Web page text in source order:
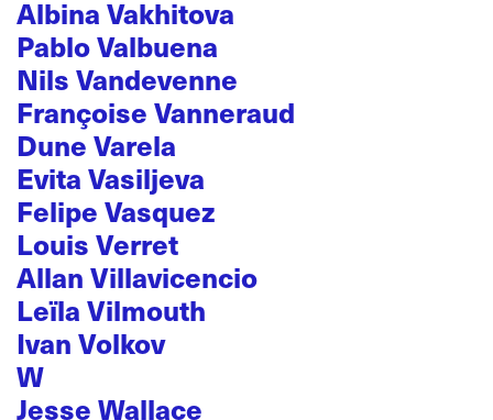
Albina Vakhitova
Pablo Valbuena
Nils Vandevenne
Françoise Vanneraud
Dune Varela
Evita Vasiljeva
Felipe Vasquez
Louis Verret
Allan Villavicencio
Leïla Vilmouth
Ivan Volkov
W
Jesse Wallace